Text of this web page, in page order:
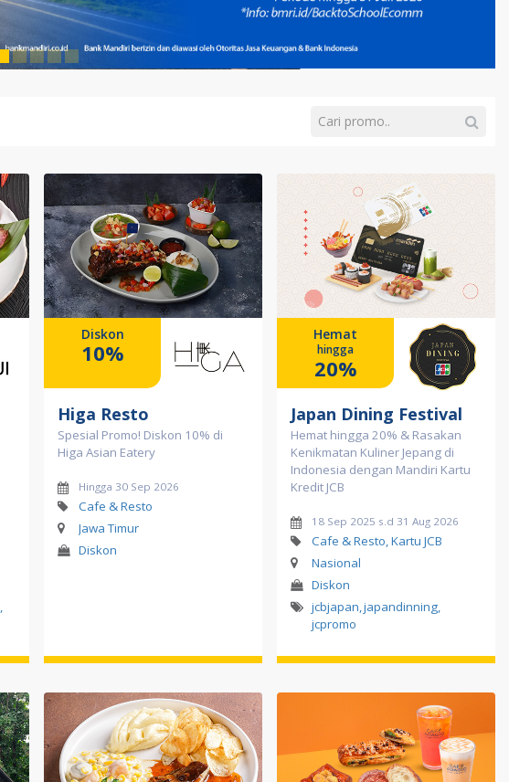
,
Diskon
10%
Higa Resto
Spesial Promo! Diskon 10% di
Higa Asian Eatery
Hingga 30 Sep 2026
Cafe & Resto
Jawa Timur
Diskon
Hemat
hingga
20%
Japan Dining Festival
Hemat hingga 20% & Rasakan
Kenikmatan Kuliner Jepang di
Indonesia dengan Mandiri Kartu
Kredit JCB
18 Sep 2025 s.d 31 Aug 2026
Cafe & Resto, Kartu JCB
Nasional
Diskon
jcbjapan,japandinning,
jcpromo